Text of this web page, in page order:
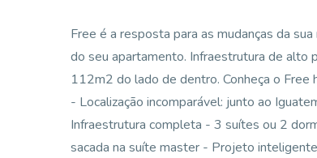
Free é a resposta para as mudanças da
do seu apartamento. Infraestrutura de alto
112m2 do lado de dentro. Conheça o
- Localização incomparável: junto ao
Infraestrutura completa - 3 suítes ou 2
sacada na suíte master - Projeto